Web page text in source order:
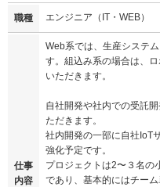
職種 エンジニア（IT・WEB）
仕事
内容
Web系では、生産システ
す。組込み系の場合は、
いただきます。
自社開発や社内での受託
ただきます。
社内開発の一部に自社IoT
強化予定です。
プロジェクトは2〜３名の
であり、基本的にはチー